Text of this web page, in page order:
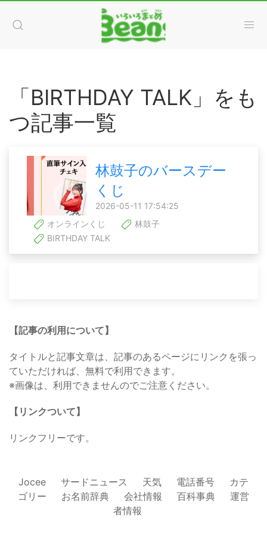
「BIRTHDAY TALK」をも
つ記事一覧
林鼓子のバースデー
くじ
2026-05-11 17:54:25
オンラインくじ
林鼓子
BIRTHDAY TALK
【記事の利用について】
タイトルと記事文章は、記事のあるページにリンクを張っ
ていただければ、無料で利用できます。
※画像は、利用できませんのでご注意ください。
【リンクついて】
リンクフリーです。
Jocee サードニュース 天気 電話番号
カテ
ゴリー
お名前辞典 会社情報 百科事典
運営
者情報